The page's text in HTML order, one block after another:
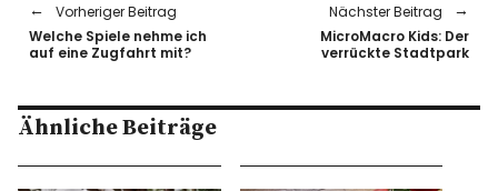
Vorheriger Beitrag
Welche Spiele nehme ich
auf eine Zugfahrt mit?
Nächster Beitrag
MicroMacro Kids: Der
verrückte Stadtpark
Ähnliche Beiträge